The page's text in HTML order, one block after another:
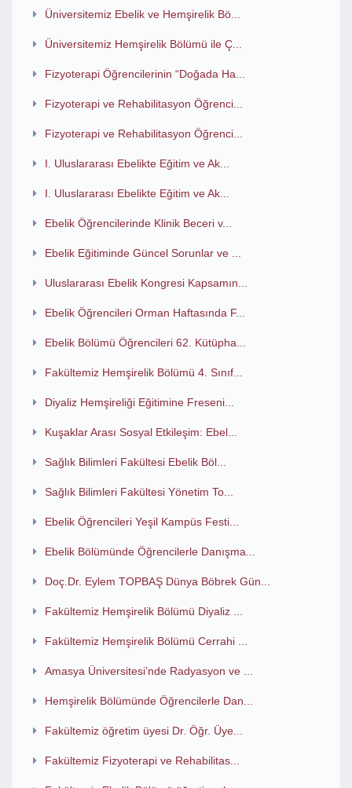
Üniversitemiz Ebelik ve Hemşirelik Bö...
Üniversitemiz Hemşirelik Bölümü ile Ç...
Fizyoterapi Öğrencilerinin “Doğada Ha...
Fizyoterapi ve Rehabilitasyon Öğrenci...
Fizyoterapi ve Rehabilitasyon Öğrenci...
I. Uluslararası Ebelikte Eğitim ve Ak...
I. Uluslararası Ebelikte Eğitim ve Ak...
Ebelik Öğrencilerinde Klinik Beceri v...
Ebelik Eğitiminde Güncel Sorunlar ve ...
Uluslararası Ebelik Kongresi Kapsamın...
Ebelik Öğrencileri Orman Haftasında F...
Ebelik Bölümü Öğrencileri 62. Kütüpha...
Fakültemiz Hemşirelik Bölümü 4. Sınıf...
Diyaliz Hemşireliği Eğitimine Freseni...
Kuşaklar Arası Sosyal Etkileşim: Ebel...
Sağlık Bilimleri Fakültesi Ebelik Böl...
Sağlık Bilimleri Fakültesi Yönetim To...
Ebelik Öğrencileri Yeşil Kampüs Festi...
Ebelik Bölümünde Öğrencilerle Danışma...
Doç.Dr. Eylem TOPBAŞ Dünya Böbrek Gün...
Fakültemiz Hemşirelik Bölümü Diyaliz ...
Fakültemiz Hemşirelik Bölümü Cerrahi ...
Amasya Üniversitesi’nde Radyasyon ve ...
Hemşirelik Bölümünde Öğrencilerle Dan...
Fakültemiz öğretim üyesi Dr. Öğr. Üye...
Fakültemiz Fizyoterapi ve Rehabilitas...